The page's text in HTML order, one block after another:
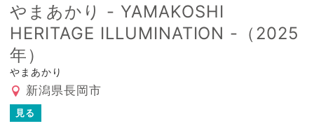
やまあかり - YAMAKOSHI
HERITAGE ILLUMINATION -（2025
年）
やまあかり
新潟県長岡市
見る